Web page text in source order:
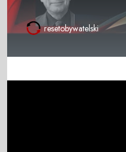
resetobywatelski